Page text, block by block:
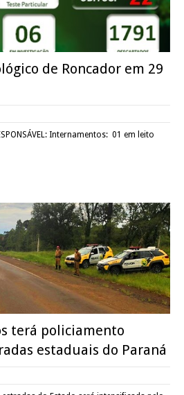
de Roncador em 29
Internamentos: 01 em leito
terá policiamento
estaduais do Paraná